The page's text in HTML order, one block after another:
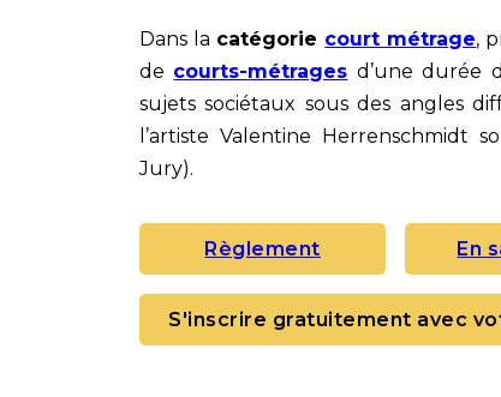
Dans la catégorie court métrage,
de courts-métrages d’une durée
sujets sociétaux sous des angles
l’artiste Valentine Herrenschmidt
Jury).
Règlement En
S'inscrire gratuitement avec